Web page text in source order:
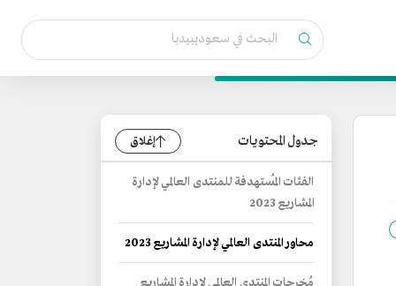
جدول المحتويات إغلاق
الفئات المُستهدفة للمنتدى العالمي لإدارة
المشاريع 2023
محاور المنتدى العالمي لإدارة المشاريع 2023
مُخرجات المنتدى العالمي لإدارة المشاريع